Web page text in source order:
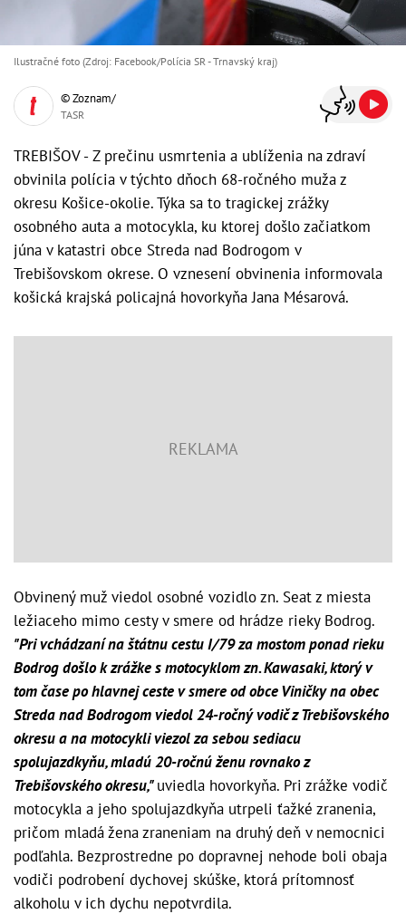
Ilustračné foto (Zdroj: Facebook/Polícia SR - Trnavský kraj)
© Zoznam/
TASR
TREBIŠOV - Z prečinu usmrtenia a ublíženia na zdraví
obvinila polícia v týchto dňoch 68-ročného muža z
okresu Košice-okolie. Týka sa to tragickej zrážky
osobného auta a motocykla, ku ktorej došlo začiatkom
júna v katastri obce Streda nad Bodrogom v
Trebišovskom okrese. O vznesení obvinenia informovala
košická krajská policajná hovorkyňa Jana Mésarová.
Obvinený muž viedol osobné vozidlo zn. Seat z miesta
ležiaceho mimo cesty v smere od hrádze rieky Bodrog.
"Pri vchádzaní na štátnu cestu I/79 za mostom ponad rieku
Bodrog došlo k zrážke s motocyklom zn. Kawasaki, ktorý v
tom čase po hlavnej ceste v smere od obce Viničky na obec
Streda nad Bodrogom viedol 24-ročný vodič z Trebišovského
okresu a na motocykli viezol za sebou sediacu
spolujazdkyňu, mladú 20-ročnú ženu rovnako z
Trebišovského okresu,"uviedla hovorkyňa. Pri zrážke vodič
motocykla a jeho spolujazdkyňa utrpeli ťažké zranenia,
pričom mladá žena zraneniam na druhý deň v nemocnici
podľahla. Bezprostredne po dopravnej nehode boli obaja
vodiči podrobení dychovej skúške, ktorá prítomnosť
alkoholu v ich dychu nepotvrdila.